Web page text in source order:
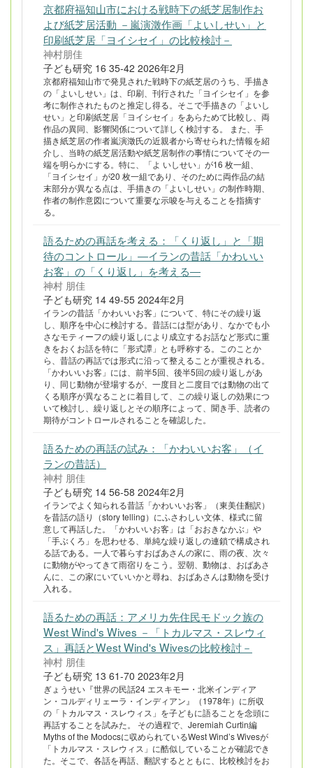
京都府福知山市における戦時下の紙芝居制作お
よび紙芝居活動 －嵐演澂作画「よいしせい」と
印刷紙芝居「ヨイシセイ」の比較検討－
神村朋佳
子ども研究 16 35-42 2026年2月
京都府福知山市で発見された戦時下の紙芝居のうち、手描き
の「よいしせい」は、印刷、刊行された「ヨイシセイ」を参
考に制作されたものと推定し得る。そこで手描きの「よいし
せい」と印刷紙芝居「ヨイシセイ」をあらためて比較し、両
作品の異同、影響関係について詳しく検討する。 また、手
描き紙芝居の作者嵐演澂氏の近親者から寄せられた情報を紹
介し、当時の紙芝居活動や紙芝居制作の事情についてその一
端を明らかにする。特に、「よ いしせい」が16 枚一組、
「ヨイシセイ」が20 枚一組であり、そのために両作品の結
末部分が異なる点は、手描きの「よいしせい」の制作時期、
作者の制作意図について重要な示唆を与えることを指摘す
る。
語るための再話を考える：「くり返し」と「期
待のコントロール」―イランの昔話「かわいい
お客」の「くり返し」を考える―
神村 朋佳
子ども研究 14 49-55 2024年2月
イランの昔話「かわいいお客」について、特にその繰り返
し、順序を中心に検討する。昔話には型があり、なかでも小
さなモティーフの繰り返しにより成立するお話など形式に重
きをおくお話を特に「形式譚」とも呼称する。このことか
ら、昔話の再話では形式に沿って整えることが重視される。
「かわいいお客」には、前半5回、後半5回の繰り返しがあ
り、同じ動物が登場するが、一度目と二度目では動物の出て
くる順序が異なることに着目して、この繰り返しの効果につ
いて検討し、繰り返しとその順序によって、聞き手、読者の
期待がコントロールされることを確認した。
語るための再話の試み：「かわいいお客」（イ
ランの昔話）
神村 朋佳
子ども研究 14 56-58 2024年2月
イランでよく知られる昔話「かわいいお客」（東美佳翻訳）
を昔話の語り（story telling）にふさわしい文体、様式に留
意して再話した。「かわいいお客」は「おおきなかぶ」や
「手ぶくろ」を思わせる、単純な繰り返しの連鎖で構成され
る話である。一人で暮らすおばあさんの家に、雨の夜、次々
に動物がやってきて雨宿りをこう。翌朝、動物は、おばあさ
んに、この家にいていいかと尋ね、おばあさんは動物を受け
入れる。
語るための再話：アメリカ先住民モドック族の
West Wind's Wives －「トカルマス・スレウィ
ス」再話とWest Wind's Wivesの比較検討－
神村 朋佳
子ども研究 13 61-70 2023年2月
ぎょうせい『世界の民話24 エスキモー・北米インディア
ン・コルディリェーラ・インディアン』（1978年）に所収
の「トカルマス・スレウィス」を子どもに語ることを念頭に
再話することを試みた。 その過程で、Jeremiah Curtin編
Myths of the Modocsに収められているWest Wind’s Wivesが
「トカルマス・スレウィス」に酷似していることが確認でき
た。そこで、各話を再話、翻訳するとともに、比較検討をお